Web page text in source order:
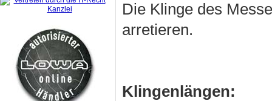
Die Klinge des
arretieren.
Klingenlängen: